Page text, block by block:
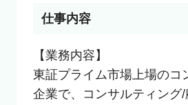
仕事内容
【業務内容】
東証プライム市場上場のコ
企業で、コンサルティング